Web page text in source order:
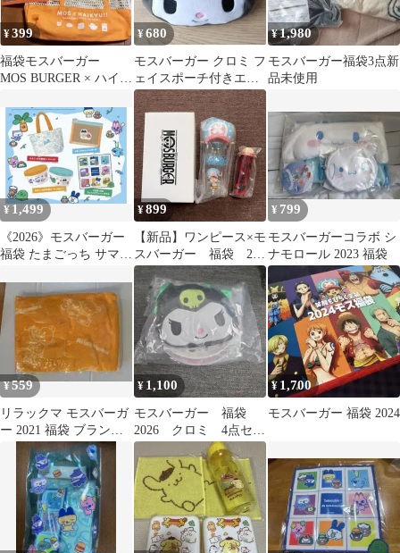
¥399
福袋モスバーガー
MOS BURGER × ハイキ
ッグ
¥680
モスバーガー クロミ フ
ェイスポーチ付きエコ
バッグ
¥1,980
モスバーガー福袋3点新
品未使用
¥ 1,499
《2026》モスバーガー
福袋 たまごっち サマー
セット
¥899
【新品】ワンピース×モ
スバーガー 福袋 2点
セット
¥ 799
モスバーガーコラボ シ
ナモロール 2023 福袋
¥559
リラックマ モスバーガ
ー 2021 福袋 ブランケ
¥ 1,100
モスバーガー 福袋
2026 クロミ 4点セッ
ト
¥ 1,700
モスバーガー 福袋 2024